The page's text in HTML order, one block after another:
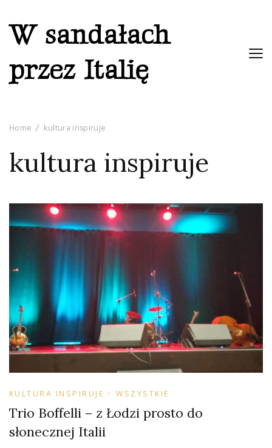
W sandałach
przez Italię
Home kultura inspiruje
kultura inspiruje
KULTURA INSPIRUJE WSZYSTKIE
Trio Boffelli – z Łodzi prosto do
słonecznej Italii